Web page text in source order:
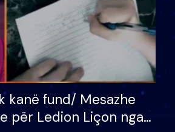
kanë fund/ Mesazhe
për Ledion Liçon nga